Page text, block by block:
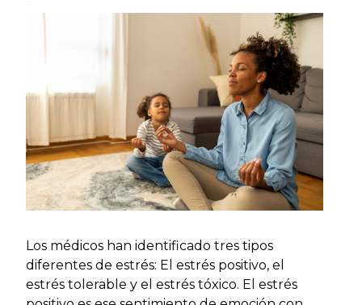
Los médicos han identificado tres tipos
diferentes de estrés: El estrés positivo, el
estrés tolerable y el estrés tóxico. El estrés